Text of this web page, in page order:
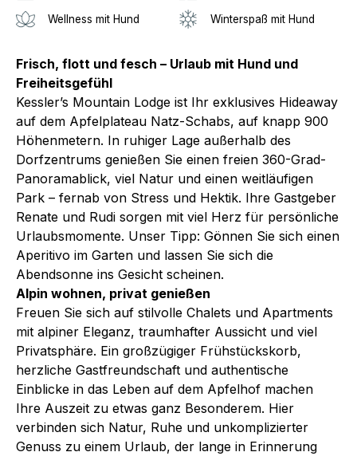
Wellness mit Hund Winterspaß mit Hund
Frisch, flott und fesch – Urlaub mit Hund und
Freiheitsgefühl
Kessler’s Mountain Lodge ist Ihr exklusives Hideaway
auf dem Apfelplateau Natz-Schabs, auf knapp 900
Höhenmetern. In ruhiger Lage außerhalb des
Dorfzentrums genießen Sie einen freien 360-Grad-
Panoramablick, viel Natur und einen weitläufigen
Park – fernab von Stress und Hektik. Ihre Gastgeber
Renate und Rudi sorgen mit viel Herz für persönliche
Urlaubsmomente. Unser Tipp: Gönnen Sie sich einen
Aperitivo im Garten und lassen Sie sich die
Abendsonne ins Gesicht scheinen.
Alpin wohnen, privat genießen
Freuen Sie sich auf stilvolle Chalets und Apartments
mit alpiner Eleganz, traumhafter Aussicht und viel
Privatsphäre. Ein großzügiger Frühstückskorb,
herzliche Gastfreundschaft und authentische
Einblicke in das Leben auf dem Apfelhof machen
Ihre Auszeit zu etwas ganz Besonderem. Hier
verbinden sich Natur, Ruhe und unkomplizierter
Genuss zu einem Urlaub, der lange in Erinnerung